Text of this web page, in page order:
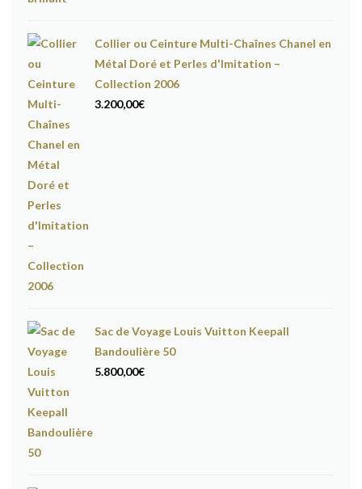
Collier ou Ceinture Multi-Chaînes Chanel en
Métal Doré et Perles d'Imitation –
Collection 2006
3.200,00€
Sac de Voyage Louis Vuitton Keepall
Bandoulière 50
5.800,00€